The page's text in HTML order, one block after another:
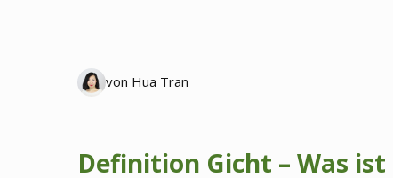
von Hua Tran
Definition Gicht – Was ist